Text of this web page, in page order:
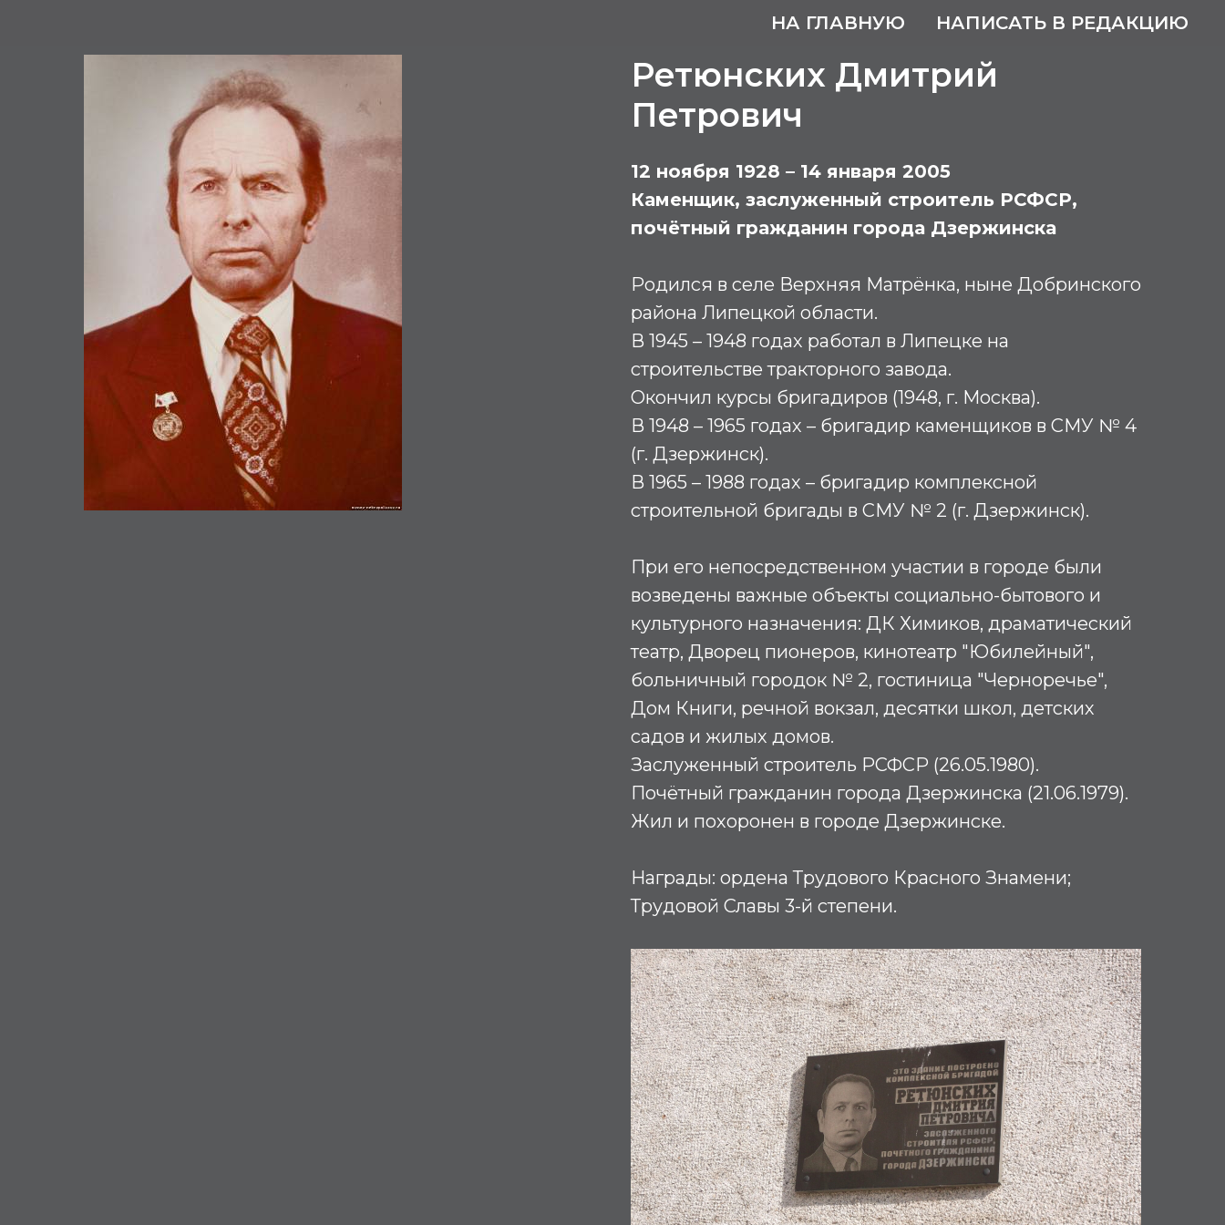
НА ГЛАВНУЮ НАПИСАТЬ В РЕДАКЦИЮ
Ретюнских Дмитрий
Петрович
12 ноября 1928 – 14 января 2005
Каменщик, заслуженный строитель РСФСР,
почётный гражданин города Дзержинска
Родился в селе Верхняя Матрёнка, ныне Добринского
района Липецкой области.
В 1945 – 1948 годах работал в Липецке на
строительстве тракторного завода.
Окончил курсы бригадиров (1948, г. Москва).
В 1948 – 1965 годах – бригадир каменщиков в СМУ № 4
(г. Дзержинск).
В 1965 – 1988 годах – бригадир комплексной
строительной бригады в СМУ № 2 (г. Дзержинск).
При его непосредственном участии в городе были
возведены важные объекты социально-бытового и
культурного назначения: ДК Химиков, драматический
театр, Дворец пионеров, кинотеатр "Юбилейный",
больничный городок № 2, гостиница "Черноречье",
Дом Книги, речной вокзал, десятки школ, детских
садов и жилых домов.
Заслуженный строитель РСФСР (26.05.1980).
Почётный гражданин города Дзержинска (21.06.1979).
Жил и похоронен в городе Дзержинске.
Награды: ордена Трудового Красного Знамени;
Трудовой Славы 3-й степени.